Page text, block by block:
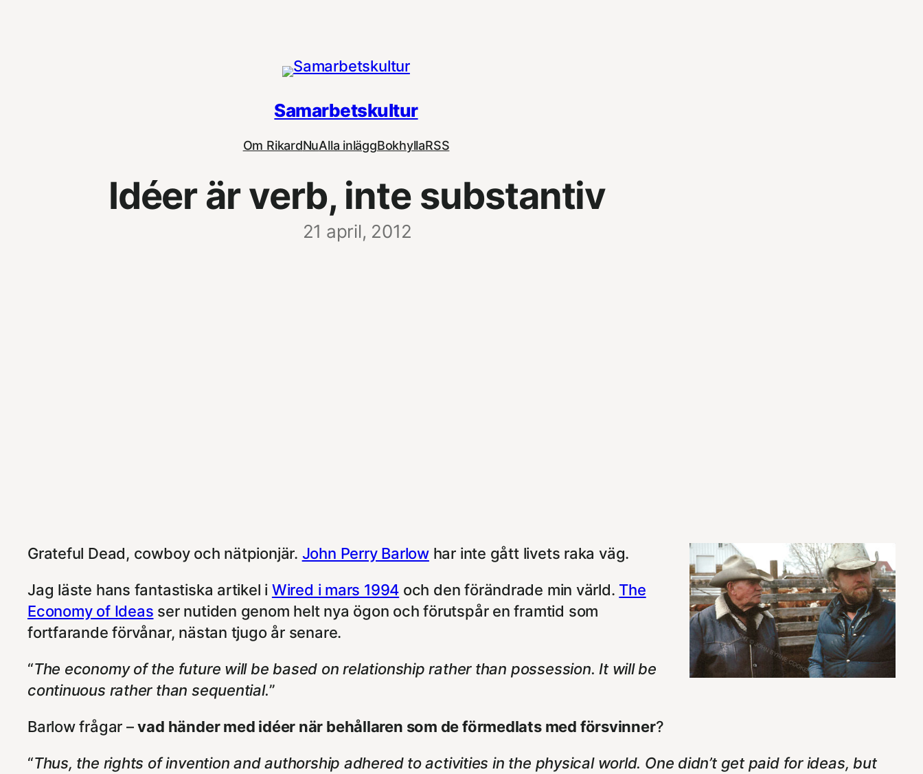
Samarbetskultur
Om RikardNuAlla inläggBokhyllaRSS
Idéer är verb, inte substantiv
21 april, 2012
Grateful Dead, cowboy och nätpionjär. John Perry Barlowhar inte gått livets raka väg.
Jag läste hans fantastiska artikel i Wired i mars 1994 och den förändrade min värld. The
Economy of Ideas ser nutiden genom helt nya ögon och förutspår en framtid som
fortfarande förvånar, nästan tjugo år senare.
“The economy of the future will be based on relationship rather than possession. It will be
continuous rather than sequential.”
Barlow frågar –vad händer med idéer när behållaren som de förmedlats med försvinner?
“Thus, the rights of invention and authorship adhered to activities in the physical world. One didn’t get paid for ideas, but